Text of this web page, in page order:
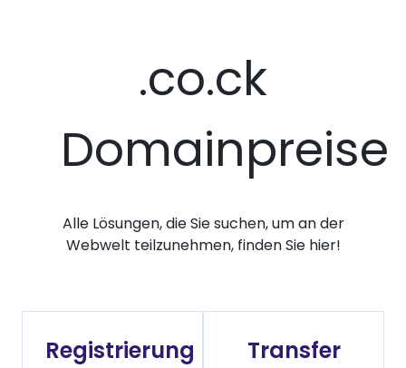
.co.ck
Domainpreise
Alle Lösungen, die Sie suchen, um an der
Webwelt teilzunehmen, finden Sie hier!
Registrierung Transfer